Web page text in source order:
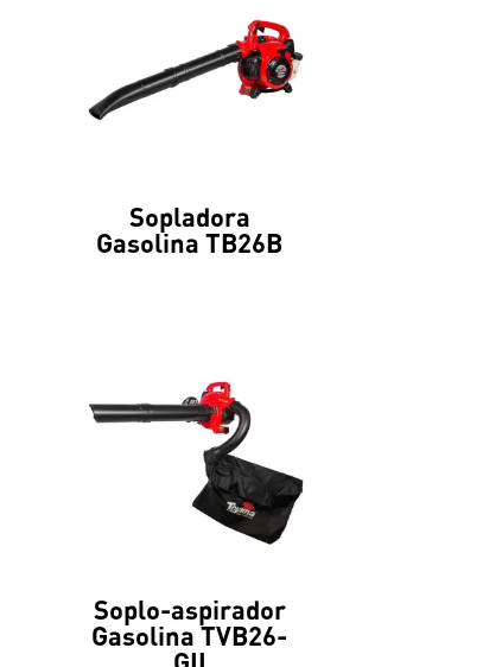
Sopladora
Gasolina TB26B
Soplo-aspirador
Gasolina TVB26-